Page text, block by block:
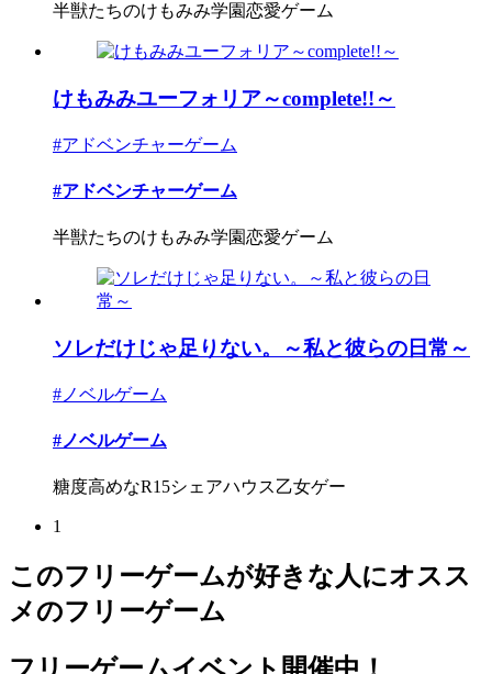
半獣たちのけもみみ学園恋愛ゲーム
けもみみユーフォリア～complete!!～
#アドベンチャーゲーム
#アドベンチャーゲーム
半獣たちのけもみみ学園恋愛ゲーム
ソレだけじゃ足りない。～私と彼らの日常～
#ノベルゲーム
#ノベルゲーム
糖度高めなR15シェアハウス乙女ゲー
1
このフリーゲームが好きな人にオスス
メのフリーゲーム